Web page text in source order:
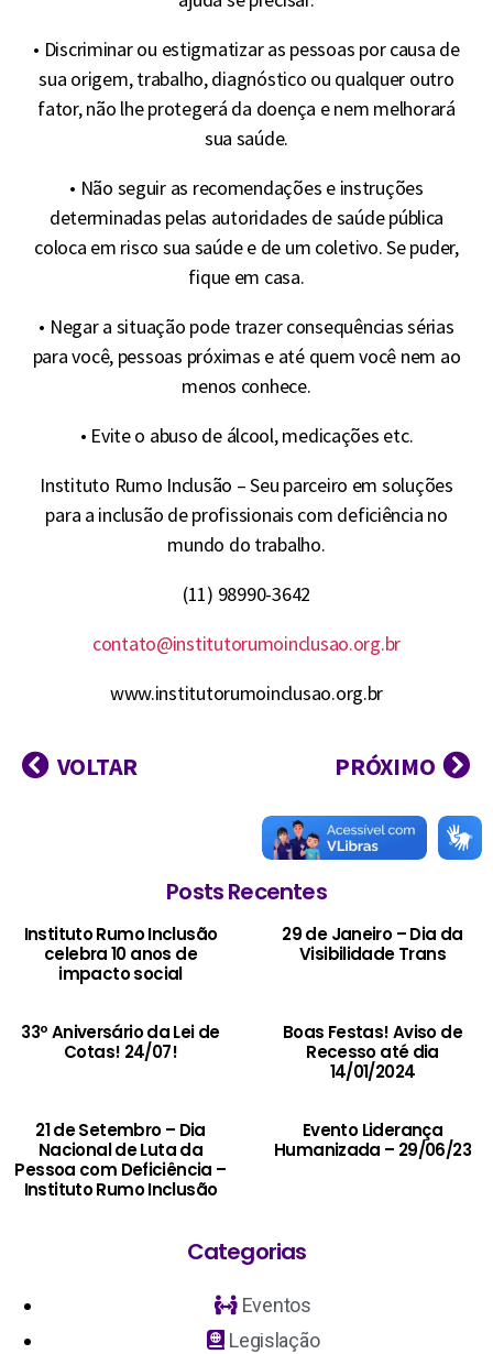
• Discriminar ou estigmatizar as pessoas por causa de
sua origem, trabalho, diagnóstico ou qualquer outro
fator, não lhe protegerá da doença e nem melhorará
sua saúde.
• Não seguir as recomendações e instruções
determinadas pelas autoridades de saúde pública
coloca em risco sua saúde e de um coletivo. Se puder,
fique em casa.
• Negar a situação pode trazer consequências sérias
para você, pessoas próximas e até quem você nem ao
menos conhece.
• Evite o abuso de álcool, medicações etc.
Instituto Rumo Inclusão – Seu parceiro em soluções
para a inclusão de profissionais com deficiência no
mundo do trabalho.
(11) 98990-3642
contato@institutorumoinclusao.org.br
www.institutorumoinclusao.org.br
VOLTAR PRÓXIMO
Posts Recentes
Instituto Rumo Inclusão
celebra 10 anos de
impacto social
29 de Janeiro – Dia da
Visibilidade Trans
33º Aniversário da Lei de
Cotas! 24/07!
Boas Festas! Aviso de
Recesso até dia
14/01/2024
21 de Setembro – Dia
Nacional de Luta da
Pessoa com Deficiência –
Instituto Rumo Inclusão
Evento Liderança
Humanizada – 29/06/23
Categorias
Eventos
Legislação